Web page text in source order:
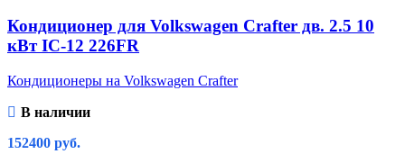
Кондиционер для Volkswagen Crafter дв. 2.5 10
кВт IC-12 226FR
Кондиционеры на Volkswagen Crafter
В наличии
152400 руб.